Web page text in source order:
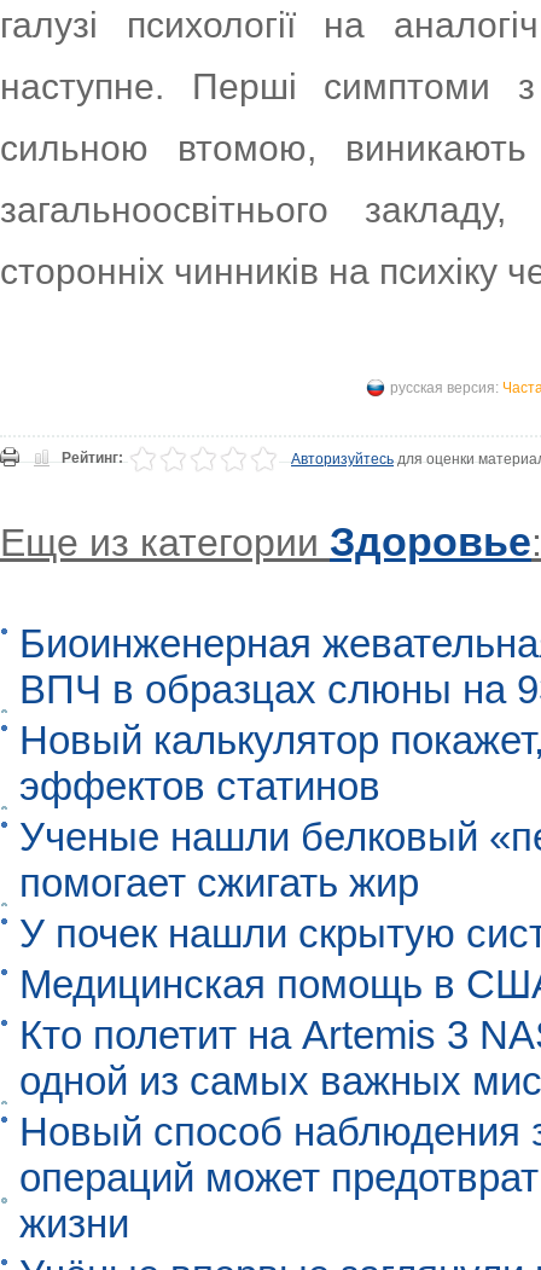
галузі психології на
наступне. Перші симптоми
сильною втомою,
загальноосвітнього
сторонніх чинників на психіку
русская версия:
Рейтинг: Авторизуйтесьдля оценки
Еще из категории Здоровье:
Биоинженерная
ВПЧ в образцах слюны на
Новый калькулятор
эффектов статинов
Ученые нашли белковый
помогает сжигать жир
У почек нашли скрытую
Медицинская помощь в
Кто полетит на Artemis 3
одной из самых важных
Новый способ наблюдения
операций может
жизни